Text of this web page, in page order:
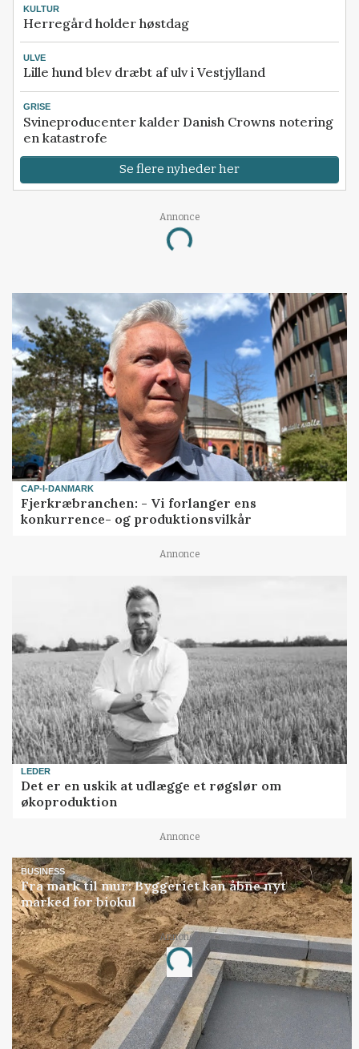
KULTUR
Herregård holder høstdag
ULVE
Lille hund blev dræbt af ulv i Vestjylland
GRISE
Svineproducenter kalder Danish Crowns notering
en katastrofe
Se flere nyheder her
Annonce
Loading...
CAP-I-DANMARK
Fjerkræbranchen: - Vi forlanger ens
konkurrence- og produktionsvilkår
Annonce
LEDER
Det er en uskik at udlægge et røgslør om
økoproduktion
Annonce
BUSINESS
Fra mark til mur: Byggeriet kan åbne nyt
marked for biokul
Annonce
Loading...
Jobs